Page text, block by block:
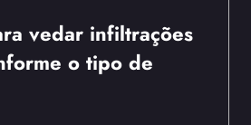
vedar infiltrações
o tipo de